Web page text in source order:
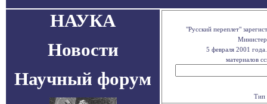
НАУКА
Новости
Научный форум
"Русский переплет"
5 февраля 2001
материалов
Тип